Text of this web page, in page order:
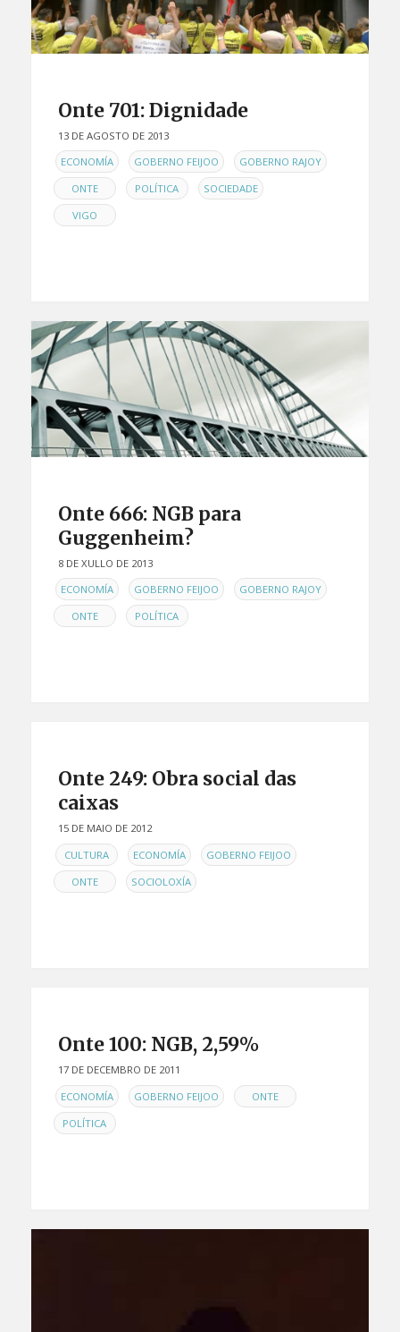
Onte 701: Dignidade
13 DE AGOSTO DE 2013
ENECONOMÍA , GOBERNO FEIJOO , GOBERNO RAJOY ,
ONTE , POLÍTICA , SOCIEDADE ,
VIGO
Onte 666: NGB para
Guggenheim?
8 DE XULLO DE 2013
ENECONOMÍA , GOBERNO FEIJOO , GOBERNO RAJOY ,
ONTE , POLÍTICA
Onte 249: Obra social das
caixas
15 DE MAIO DE 2012
EN CULTURA , ECONOMÍA , GOBERNO FEIJOO ,
ONTE , SOCIOLOXÍA
Onte 100: NGB, 2,59%
17 DE DECEMBRO DE 2011
ENECONOMÍA , GOBERNO FEIJOO , ONTE ,
POLÍTICA